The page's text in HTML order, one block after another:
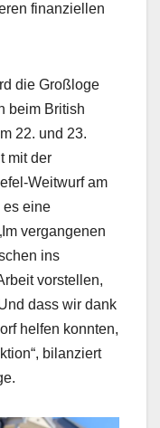
finanziellen
die Großloge
beim British
22. und 23.
mit der
Weitwurf am
es eine
vergangenen
ins
vorstellen,
dass wir dank
helfen konnten,
bilanziert